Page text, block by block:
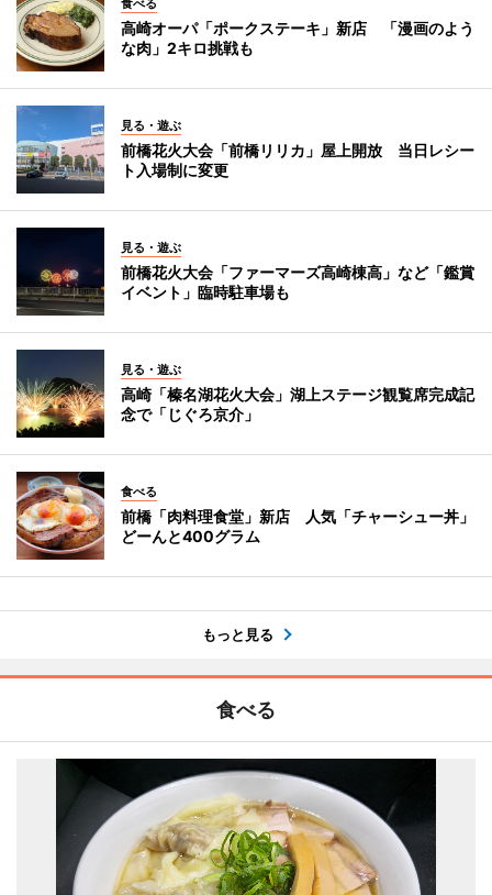
食べる
高崎オーパ「ポークステーキ」新店 「漫画のよう
な肉」2キロ挑戦も
見る・遊ぶ
前橋花火大会「前橋リリカ」屋上開放 当日レシー
ト入場制に変更
見る・遊ぶ
前橋花火大会「ファーマーズ高崎棟高」など「鑑賞
イベント」臨時駐車場も
見る・遊ぶ
高崎「榛名湖花火大会」湖上ステージ観覧席完成記
念で「じぐろ京介」
食べる
前橋「肉料理食堂」新店 人気「チャーシュー丼」
どーんと400グラム
もっと見る
食べる